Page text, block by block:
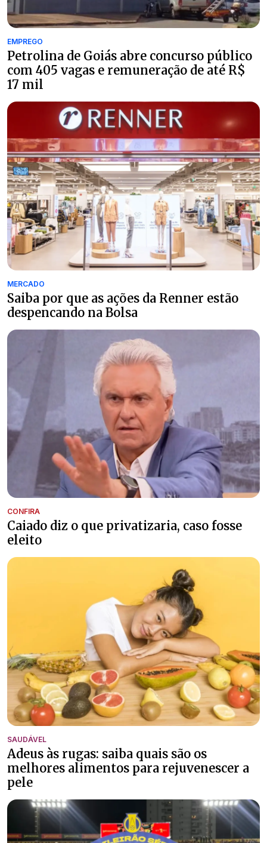
EMPREGO
Petrolina de Goiás abre concurso público
com 405 vagas e remuneração de até R$
17 mil
MERCADO
Saiba por que as ações da Renner estão
despencando na Bolsa
CONFIRA
Caiado diz o que privatizaria, caso fosse
eleito
SAUDÁVEL
Adeus às rugas: saiba quais são os
melhores alimentos para rejuvenescer a
pele